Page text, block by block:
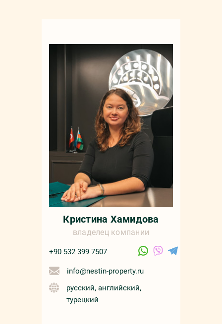
Кристина Хамидова
владелец компании
+90 532 399 7507
info@nestin-property.ru
русский, английский,
турецкий